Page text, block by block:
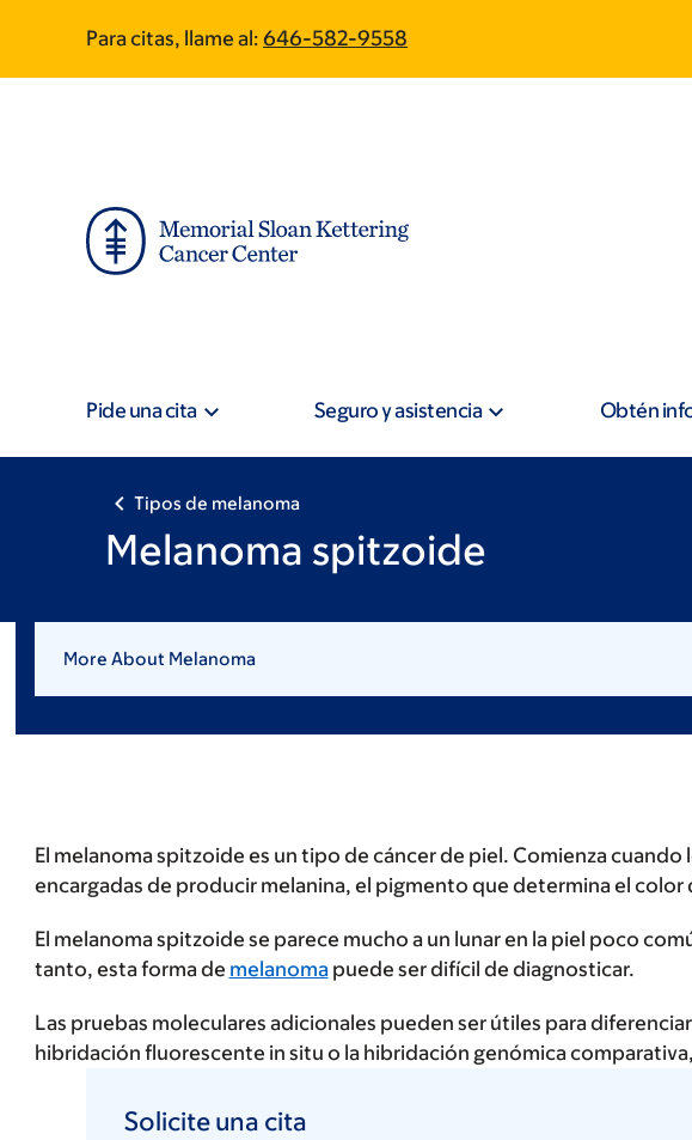
main
footer
Para citas, llame al: 646-582-9558
Pide una cita Seguro y asistencia Obtén
Tipos de melanoma
Melanoma spitzoide
More About Melanoma
El melanoma spitzoide es un tipo de cáncer de piel. Comienza
encargadas de producir melanina, el pigmento que determina el color
El melanoma spitzoide se parece mucho a un lunar en la piel poco
tanto, esta forma de melanomapuede ser difícil de diagnosticar.
Las pruebas moleculares adicionales pueden ser útiles para
hibridación fluorescente in situ o la hibridación genómica
Solicite una cita